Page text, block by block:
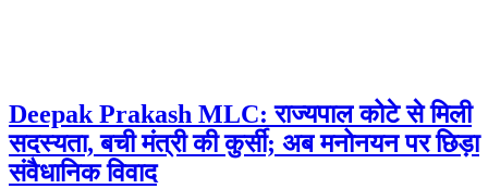
Deepak Prakash MLC: राज्यपाल कोटे से मिली
सदस्यता, बची मंत्री की कुर्सी; अब मनोनयन पर छिड़ा
संवैधानिक विवाद